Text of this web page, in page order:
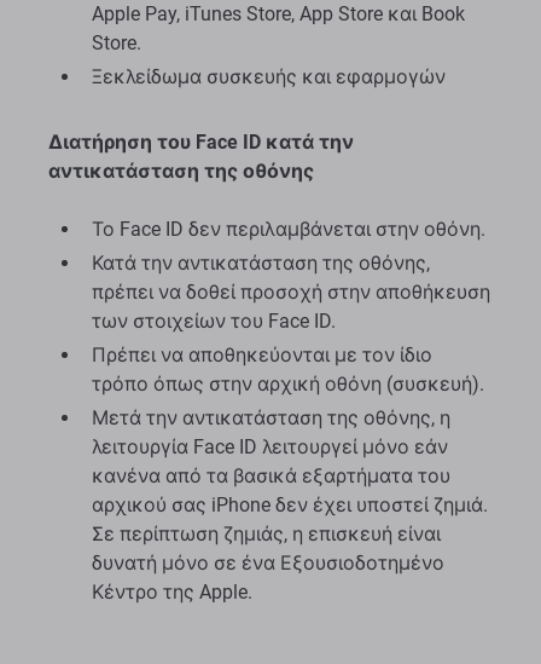
Apple Pay, iTunes Store, App Store και Book
Store.
Ξεκλείδωμα συσκευής και εφαρμογών
Διατήρηση του Face ID κατά την
αντικατάσταση της οθόνης
Το Face ID δεν περιλαμβάνεται στην οθόνη.
Κατά την αντικατάσταση της οθόνης,
πρέπει να δοθεί προσοχή στην αποθήκευση
των στοιχείων του Face ID.
Πρέπει να αποθηκεύονται με τον ίδιο
τρόπο όπως στην αρχική οθόνη (συσκευή).
Μετά την αντικατάσταση της οθόνης, η
λειτουργία Face ID λειτουργεί μόνο εάν
κανένα από τα βασικά εξαρτήματα του
αρχικού σας iPhone δεν έχει υποστεί ζημιά.
Σε περίπτωση ζημιάς, η επισκευή είναι
δυνατή μόνο σε ένα Εξουσιοδοτημένο
Κέντρο της Apple.